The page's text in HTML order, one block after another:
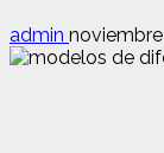
admin